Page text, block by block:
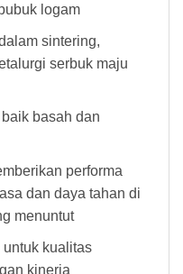
logam
sintering,
serbuk maju
basah dan
performa
dan daya tahan di
menuntut
kualitas
kinerja